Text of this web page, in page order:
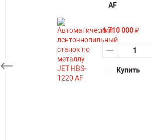
AF
1 710 000₽
Купить